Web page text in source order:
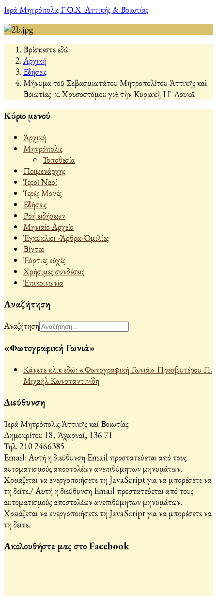
Ιερά Μητρόπολις Γ.Ο.Χ. Αττικής & Βοιωτίας
Βρίσκεστε εδώ:
Αρχική
Εἰδήσεις
Μήνυμα τοῦ Σεβασμιωτάτου Μητροπολίτου Ἀττικῆς καὶ
Βοιωτίας κ. Χρυσοστόμου γιὰ τὴν Κυριακὴ Η΄ Λουκᾶ
Κύριο μενού
Ἀρχική
Μητρόπολις
Τοποθεσία
Ποιμενάρχης
Ἱεροὶ Ναοί
Ἱερὲς Μονές
Εἰδήσεις
Ροή ειδήσεων
Μηνιαίο Αρχείο
Ἐγκύκλιοι -Ἄρθρα-Ὁμιλίες
Βίντεο
Ἐόρτιες εὐχές
Χρήσιμες συνδέσεις
Ἐπικοινωνία
Αναζήτηση
Αναζήτηση
«Φωτογραφική Γωνιά»
Κάνετε κλικ εδώ: «Φωτογραφική Γωνιά» Πρεσβυτέρου Π.
Μιχαήλ Κωνσταντινίδη
Διεύθυνση
Ἱερά Μητρόπολις Ἀττικῆς καί Βοιωτίας
Δημοκρίτου 18, Ἀχαρναί, 136 71
Τηλ. 210 2466385
Email: Αυτή η διεύθυνση Email προστατεύεται από τους
αυτοματισμούς αποστολέων ανεπιθύμητων μηνυμάτων.
Χρειάζεται να ενεργοποιήσετε τη JavaScript για να μπορέσετε να
τη δείτε./Αυτή η διεύθυνση Email προστατεύεται από τους
αυτοματισμούς αποστολέων ανεπιθύμητων μηνυμάτων.
Χρειάζεται να ενεργοποιήσετε τη JavaScript για να μπορέσετε να
τη δείτε.
Ακολουθήστε μας στο Facebook